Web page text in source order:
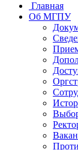
Главная
Об МГПУ